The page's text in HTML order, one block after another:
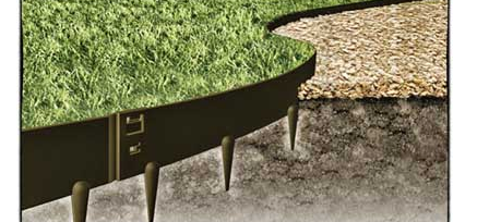
Socha svatého Josefa na nádvoří kláštera
dominikánů v Českých Budějovicích
Socha svaté Anny na nádvoří kláštera
dominikánů v Českých Budějovicích
Socha svatého Dominika na nádvoří
kláštera dominikánů v Českých
Budějovicích